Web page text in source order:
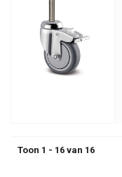
Toon 1 - 16 van 16